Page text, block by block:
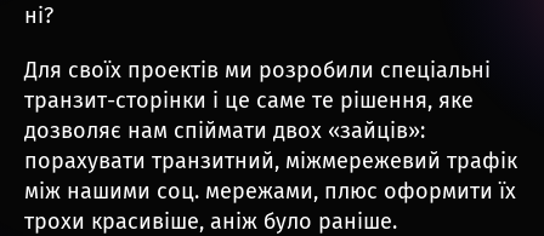
ні?
Для своїх проектів ми розробили спеціальні
транзит-сторінки і це саме те рішення, яке
дозволяє нам спіймати двох «зайців»:
порахувати транзитний, міжмережевий трафік
між нашими соц. мережами, плюс оформити їх
трохи красивіше, аніж було раніше.